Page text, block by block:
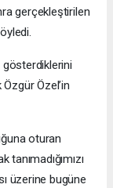
gerçekleştirilen
gösterdiklerini
Özel’in
oturan
tanımadığımızı
üzerine bugüne